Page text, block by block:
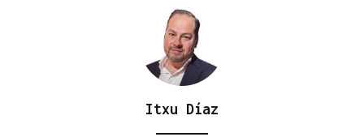
Itxu Díaz